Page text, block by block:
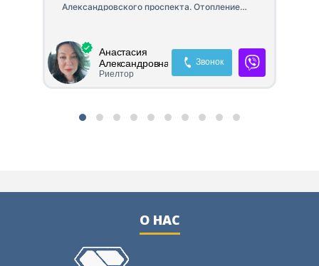
Александровского проспекта. Отопление
парадная на кодовом замке. Квартира
дворовая, тихая и уютная!
Анастасия
Александровна
Риелтор
Звонок
О НАС